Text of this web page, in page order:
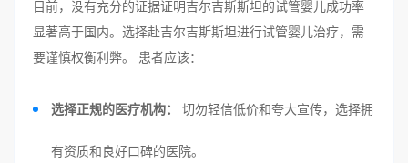
目前，没有充分的证据证明吉尔吉斯斯坦的试管婴儿成功率
显著高于国内。选择赴吉尔吉斯斯坦进行试管婴儿治疗，需
要谨慎权衡利弊。 患者应该：
选择正规的医疗机构： 切勿轻信低价和夸大宣传，选择拥
有资质和良好口碑的医院。